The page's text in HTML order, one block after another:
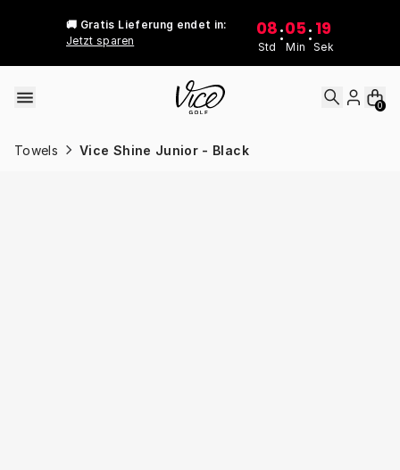
🚚 Gratis Lieferung endet in:
Jetzt sparen
08
Std
:05
Min
: 19
Sek
0
Towels Vice Shine Junior - Black